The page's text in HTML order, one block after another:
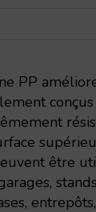
PP
être